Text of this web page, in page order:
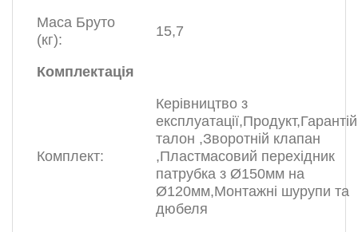
Маса Бруто
(кг):
15,7
Комплектація
Комплект:
Керівництво з
талон ,Зворотній клапан
,Пластмасовий перехідник
патрубка з Ø150мм на
Ø120мм,Монтажні шурупи та
дюбеля